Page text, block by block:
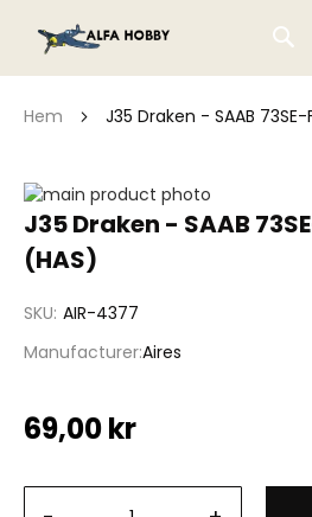
Hem J35 Draken - SAAB
J35 Draken - SAAB
(HAS)
SKU AIR-4377
ManufacturerAires
69,00 kr
Hoppa
till
slutet
av
Hoppa
till
början
bildgalleriet